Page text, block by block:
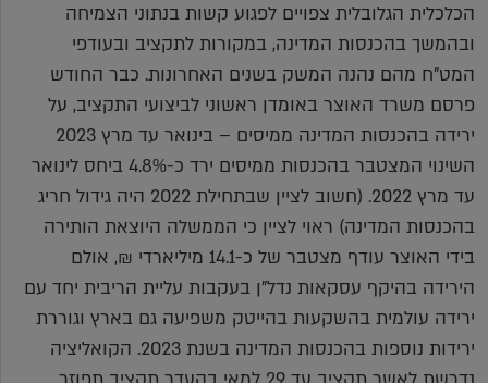
הכלכלית הגלובלית צפויים לפגוע קשות בנתוני הצמיחה
ובהמשך בהכנסות המדינה, במקורות לתקציב ובעודפי
המט"ח מהם נהנה המשק בשנים האחרונות. כבר החודש
פרסם משרד האוצר באומדן ראשוני לביצועי התקציב, על
ירידה בהכנסות המדינה ממיסים – בינואר עד מרץ 2023
השינוי המצטבר בהכנסות ממיסים ירד כ-4.8% ביחס לינואר
עד מרץ 2022. (חשוב לציין שבתחילת 2022 היה גידול חריג
בהכנסות המדינה) ראוי לציין כי הממשלה היוצאת הותירה
בידי האוצר עודף מצטבר של כ-14.1 מיליארדי ₪, אולם
הירידה בהיקף עסקאות נדל"ן בעקבות עליית הריבית יחד עם
ירידה עולמית בהשקעות בהייטק משפיעה גם בארץ וגוררת
ירידות נוספות בהכנסות המדינה בשנת 2023. הקואליציה